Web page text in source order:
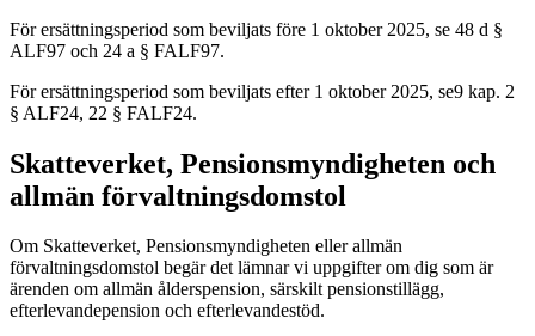
För ersättningsperiod som beviljats före 1 oktober 2025, se 48 d §
ALF97 och 24 a § FALF97.
För ersättningsperiod som beviljats efter 1 oktober 2025, se9 kap. 2
§ ALF24, 22 § FALF24.
Skatteverket, Pensionsmyndigheten och
allmän förvaltningsdomstol
Om Skatteverket, Pensionsmyndigheten eller allmän
förvaltningsdomstol begär det lämnar vi uppgifter om dig som är
ärenden om allmän ålderspension, särskilt pensionstillägg,
efterlevandepension och efterlevandestöd.